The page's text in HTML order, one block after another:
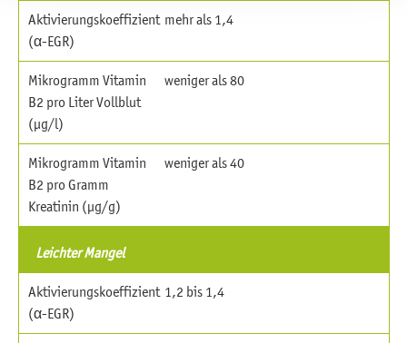
Aktivierungskoeffizient
(α-EGR)
mehr als 1,4
Mikrogramm Vitamin
B2 pro Liter Vollblut
(µg/l)
weniger als 80
Mikrogramm Vitamin
B2 pro Gramm
Kreatinin (µg/g)
weniger als 40
Leichter Mangel
Aktivierungskoeffizient
(α-EGR)
1,2 bis 1,4